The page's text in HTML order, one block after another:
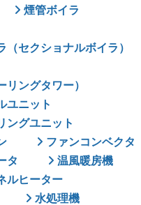
煙管ボイラ
（セクショナルボイラ）
リングタワー）
ユニット
ングユニット
ファンコンベクタ
タ
温風暖房機
ルヒーター
水処理機